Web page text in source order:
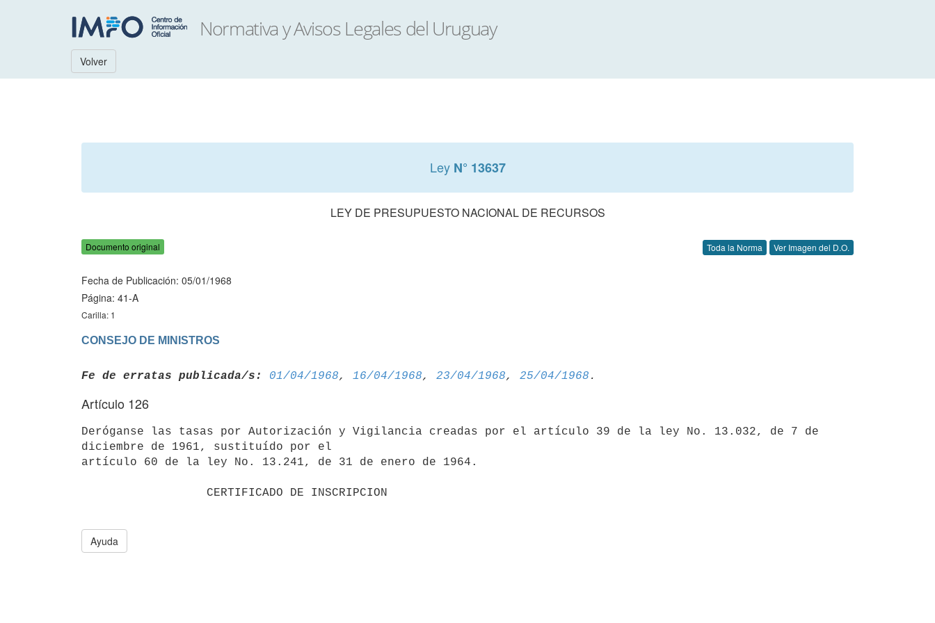
Volver
Ley N° 13637
LEY DE PRESUPUESTO NACIONAL DE RECURSOS
Documento original Toda la Norma Ver Imagen del D.O.
Fecha de Publicación: 05/01/1968
Página: 41-A
Carilla: 1
CONSEJO DE MINISTROS
Fe de erratas publicada/s: 01/04/1968, 16/04/1968, 23/04/1968, 25/04/1968
Artículo 126
Deróganse las tasas por Autorización y Vigilancia creadas por el artículo 39 de la ley No. 13.032, de 7 de
diciembre de 1961, sustituído por el
artículo 60 de la ley No. 13.241, de 31 de enero de 1964.
Ayuda